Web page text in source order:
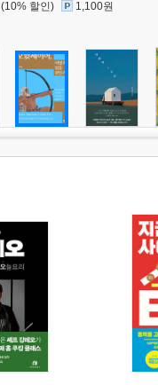
(10% 할인) 1,100원